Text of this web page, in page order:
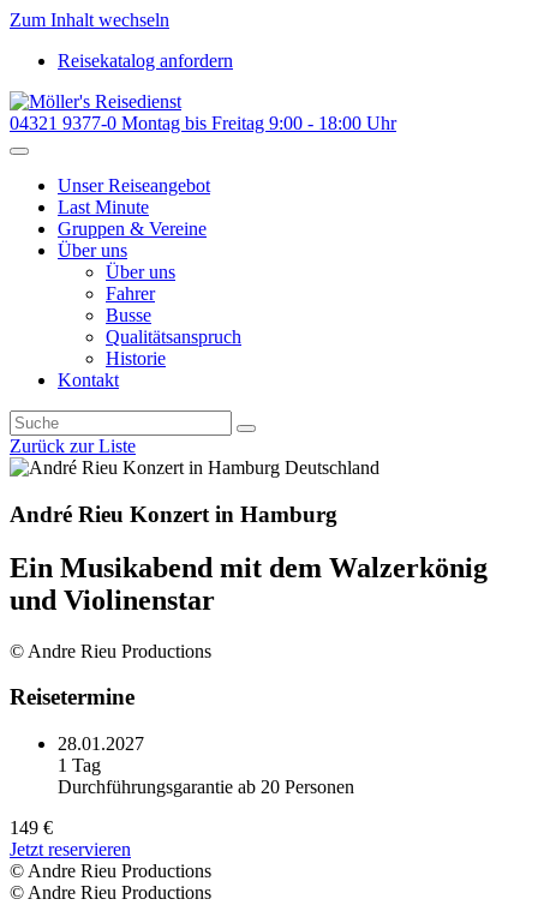
Zum Inhalt wechseln
Reisekatalog anfordern
04321 9377-0 Montag bis Freitag 9:00 - 18:00 Uhr
Unser Reiseangebot
Last Minute
Gruppen & Vereine
Über uns
Über uns
Fahrer
Busse
Qualitätsanspruch
Historie
Kontakt
Zurück zur Liste
Deutschland
André Rieu Konzert in Hamburg
Ein Musikabend mit dem Walzerkönig
und Violinenstar
© Andre Rieu Productions
Reisetermine
28.01.2027
1 Tag
Durchführungsgarantie ab 20 Personen
149 €
Jetzt reservieren
© Andre Rieu Productions
© Andre Rieu Productions